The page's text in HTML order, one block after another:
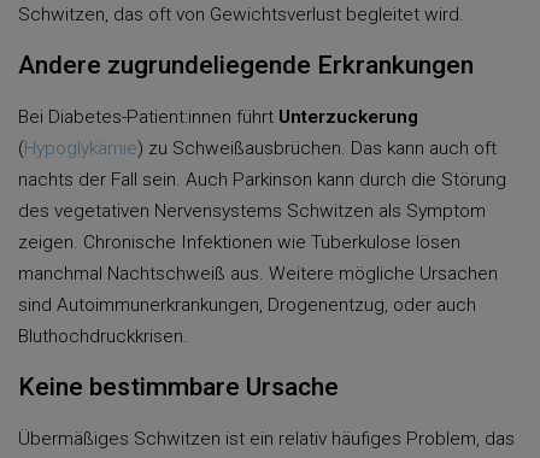
Schwitzen, das oft von Gewichtsverlust begleitet wird.
Andere zugrundeliegende Erkrankungen
Bei Diabetes-Patient:innen führt Unterzuckerung
(Hypoglykämie) zu Schweißausbrüchen. Das kann auch oft
nachts der Fall sein. Auch Parkinson kann durch die Störung
des vegetativen Nervensystems Schwitzen als Symptom
zeigen. Chronische Infektionen wie Tuberkulose lösen
manchmal Nachtschweiß aus. Weitere mögliche Ursachen
sind Autoimmunerkrankungen, Drogenentzug, oder auch
Bluthochdruckkrisen.
Keine bestimmbare Ursache
Übermäßiges Schwitzen ist ein relativ häufiges Problem, das